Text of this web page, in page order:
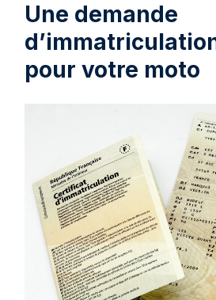
Une demande
pour votre moto